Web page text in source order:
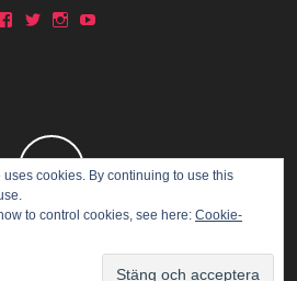
Facebook
Twitter
Instagram
uses cookies. By continuing to use this
to control cookies, see here: Cookie-